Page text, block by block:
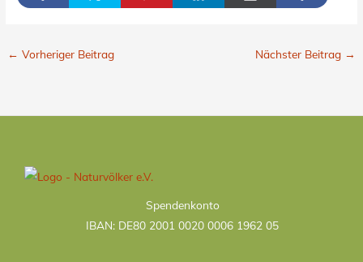
← Vorheriger Beitrag Nächster Beitrag →
Spendenkonto
IBAN: DE80 2001 0020 0006 1962 05